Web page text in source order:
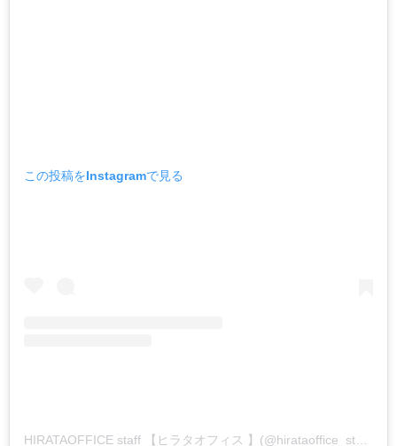
この投稿をInstagramで見る